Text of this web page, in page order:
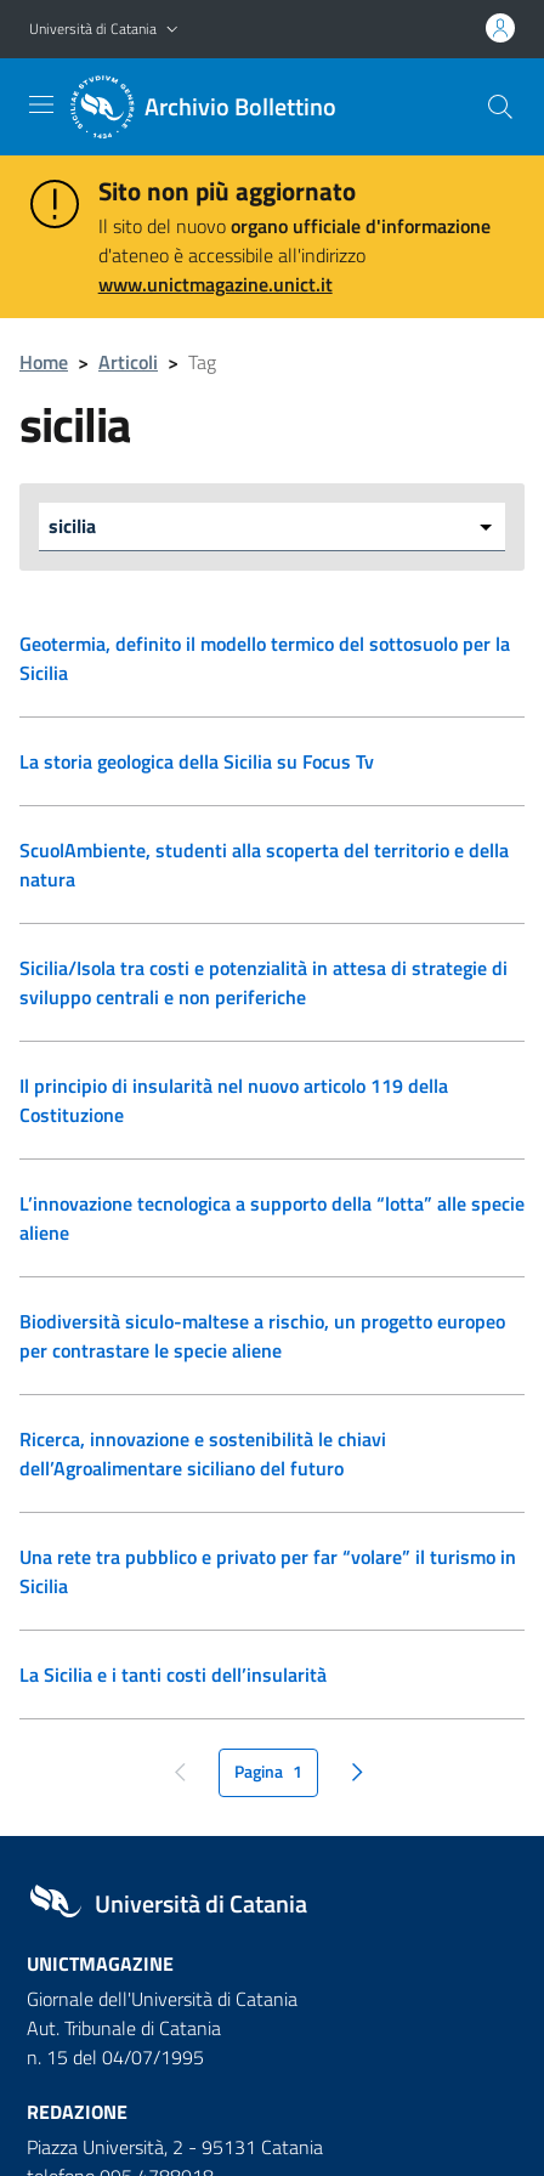
Vai al contenuto principale
Vai al menu di navigazione
Università di Catania
Archivio Bollettino
Sito non più aggiornato
Il sito del nuovoorgano ufficiale d'informazione
d'ateneo è accessibile all'indirizzo
www.unictmagazine.unict.it
Home > Articoli > Tag
sicilia
Geotermia, definito il modello termico del sottosuolo per la
Sicilia
La storia geologica della Sicilia su Focus Tv
ScuolAmbiente, studenti alla scoperta del territorio e della
natura
Sicilia/Isola tra costi e potenzialità in attesa di strategie di
sviluppo centrali e non periferiche
Il principio di insularità nel nuovo articolo 119 della
Costituzione
L’innovazione tecnologica a supporto della “lotta” alle specie
aliene
Biodiversità siculo-maltese a rischio, un progetto europeo
per contrastare le specie aliene
Ricerca, innovazione e sostenibilità le chiavi
dell’Agroalimentare siciliano del futuro
Una rete tra pubblico e privato per far “volare” il turismo in
Sicilia
La Sicilia e i tanti costi dell’insularità
pagina precedente
Pagina 1 pagina seguente
Università di Catania
UNICTMAGAZINE
Giornale dell'Università di Catania
Aut. Tribunale di Catania
n. 15 del 04/07/1995
REDAZIONE
Piazza Università, 2 - 95131 Catania